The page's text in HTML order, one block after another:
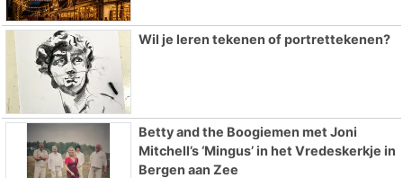
Wil je leren tekenen of portrettekenen?
Betty and the Boogiemen met Joni
Mitchell’s ‘Mingus’ in het Vredeskerkje in
Bergen aan Zee